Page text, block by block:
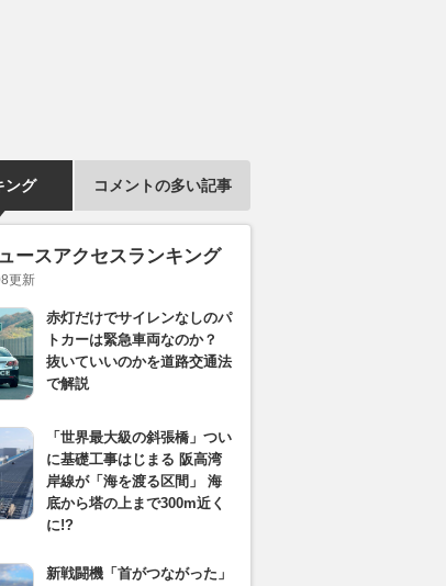
ング コメントの多い記事
ースアクセスランキング
更新
赤灯だけでサイレンなしのパ
トカーは緊急車両なのか？
抜いていいのかを道路交通法
で解説
「世界最大級の斜張橋」つい
に基礎工事はじまる 阪高湾
岸線が「海を渡る区間」 海
底から塔の上まで300m近く
に!?
新戦闘機「首がつながった」